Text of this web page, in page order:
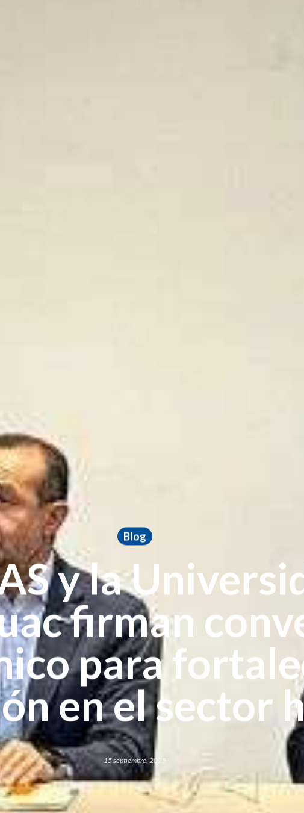
Blog
y la
firman
para
en el sector
15 septiembre, 2025